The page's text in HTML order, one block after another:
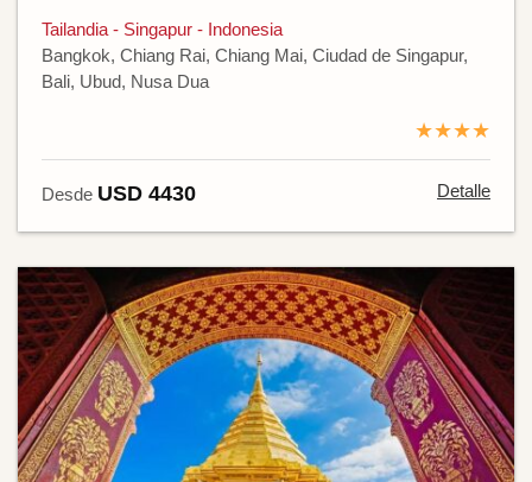
Tailandia - Singapur - Indonesia
Bangkok, Chiang Rai, Chiang Mai, Ciudad de Singapur,
Bali, Ubud, Nusa Dua
★★★★
Desde USD 4430 Detalle